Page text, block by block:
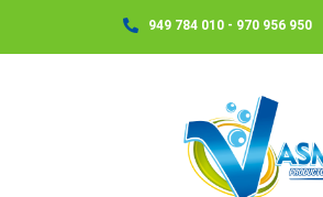
949 784 010 - 970 956 950